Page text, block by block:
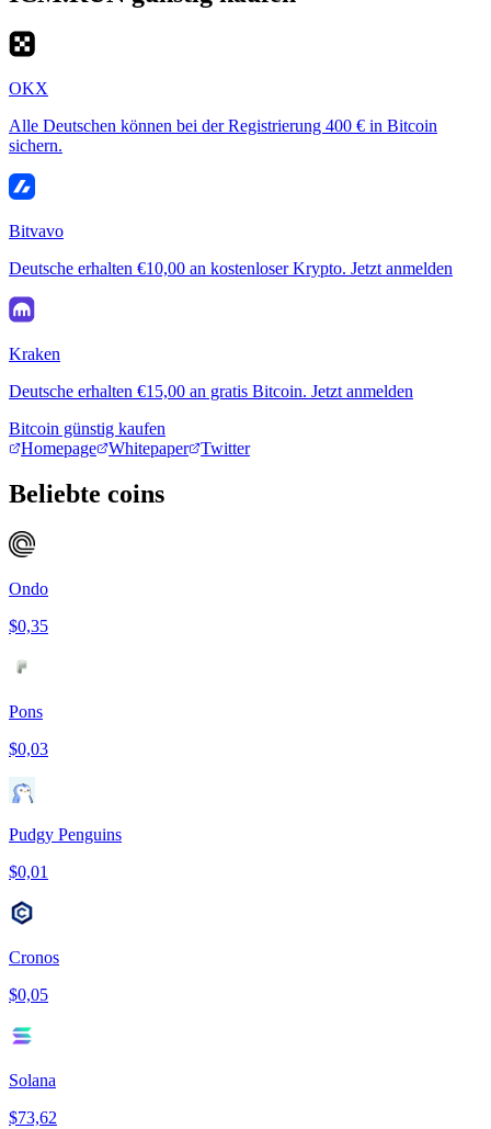
OKX
Alle Deutschen können bei der Registrierung 400 € in Bitcoin
sichern.
Bitvavo
Deutsche erhalten €10,00 an kostenloser Krypto. Jetzt anmelden
Kraken
Deutsche erhalten €15,00 an gratis Bitcoin. Jetzt anmelden
Bitcoin günstig kaufen
Homepage
Whitepaper Twitter
Beliebte coins
Ondo
$0,35
Pons
$0,03
Pudgy Penguins
$0,01
Cronos
$0,05
Solana
$73,62